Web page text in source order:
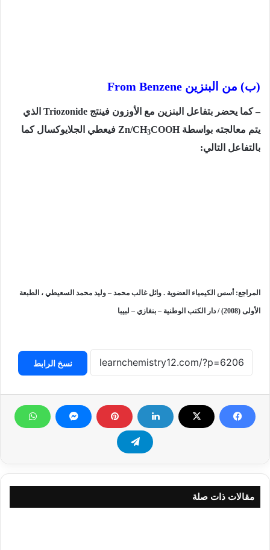
(ب) من البنزين From Benzene
– كما يحضر بتفاعل البنزين مع الأوزون فينتج Triozonide الذي
يتم معالجته بواسطة
Zn/CH3COOH
فيعطي الجلايوكسال كما
بالتفاعل التالي:
المراجع: أسس الكيمياء العضوية . وائل غالب محمد – وليد محمد السعيطي ، الطبعة
الأولى (2008) / دار الكتب الوطنية – بنغازي – لبيبا
نسخ الرابط
مقالات ذات صلة